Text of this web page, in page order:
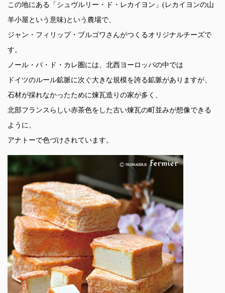
この地にある「シュヴルリー・ド・レカイヨン」(レカイヨンの山
羊小屋という意味)という農場で、
ジャン・フィリップ・ブルゴワさんがつくるオリジナルチーズで
す。
ノール・パ・ド・カレ圏には、北西ヨーロッパの中では
ドイツのルール鉱脈に次ぐ大きな規模を誇る鉱脈がありますが、
石材が採れなかったために煉瓦造りの家が多く、
北部フランスらしい赤茶色をした古い煉瓦の町並みが想像できる
ように、
アナトーで色づけされています。